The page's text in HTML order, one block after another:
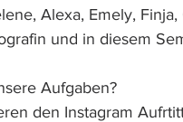
Alexa, Emely,
und in diesem
Aufgaben?
den Instagram